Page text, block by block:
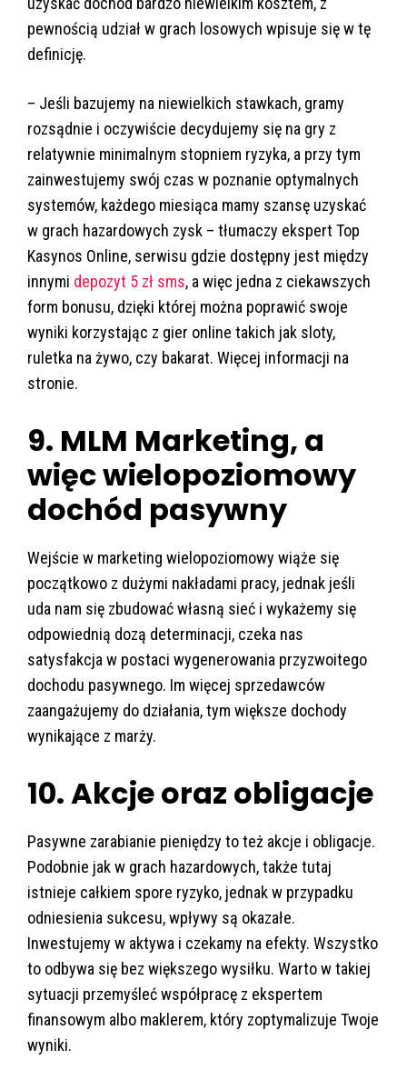
pewnością udział w grach losowych wpisuje się w tę
definicję.
– Jeśli bazujemy na niewielkich stawkach, gramy
rozsądnie i oczywiście decydujemy się na gry z
relatywnie minimalnym stopniem ryzyka, a przy tym
zainwestujemy swój czas w poznanie optymalnych
systemów, każdego miesiąca mamy szansę uzyskać
w grach hazardowych zysk – tłumaczy ekspert Top
Kasynos Online, serwisu gdzie dostępny jest między
innymi depozyt 5 zł sms, a więc jedna z ciekawszych
form bonusu, dzięki której można poprawić swoje
wyniki korzystając z gier online takich jak sloty,
ruletka na żywo, czy bakarat. Więcej informacji na
stronie.
9. MLM Marketing, a
więc wielopoziomowy
dochód pasywny
Wejście w marketing wielopoziomowy wiąże się
początkowo z dużymi nakładami pracy, jednak jeśli
uda nam się zbudować własną sieć i wykażemy się
odpowiednią dozą determinacji, czeka nas
satysfakcja w postaci wygenerowania przyzwoitego
dochodu pasywnego. Im więcej sprzedawców
zaangażujemy do działania, tym większe dochody
wynikające z marży.
10. Akcje oraz obligacje
Pasywne zarabianie pieniędzy to też akcje i obligacje.
Podobnie jak w grach hazardowych, także tutaj
istnieje całkiem spore ryzyko, jednak w przypadku
odniesienia sukcesu, wpływy są okazałe.
Inwestujemy w aktywa i czekamy na efekty. Wszystko
to odbywa się bez większego wysiłku. Warto w takiej
sytuacji przemyśleć współpracę z ekspertem
finansowym albo maklerem, który zoptymalizuje Twoje
wyniki.